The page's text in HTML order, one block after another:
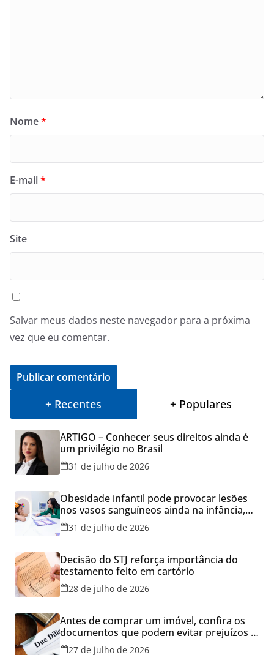
Nome*
E-mail*
Site
Salvar meus dados neste navegador para a próxima
vez que eu comentar.
+ Recentes + Populares
ARTIGO – Conhecer seus direitos ainda é
um privilégio no Brasil
31 de julho de 2026
Obesidade infantil pode provocar lesões
nos vasos sanguíneos ainda na infância,
alerta estudo
31 de julho de 2026
Decisão do STJ reforça importância do
testamento feito em cartório
28 de julho de 2026
Antes de comprar um imóvel, confira os
documentos que podem evitar prejuízos e
disputas na justiça
27 de julho de 2026